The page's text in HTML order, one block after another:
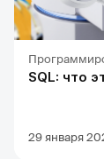
SQL: что
29 января